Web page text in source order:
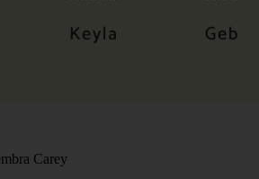
Carey